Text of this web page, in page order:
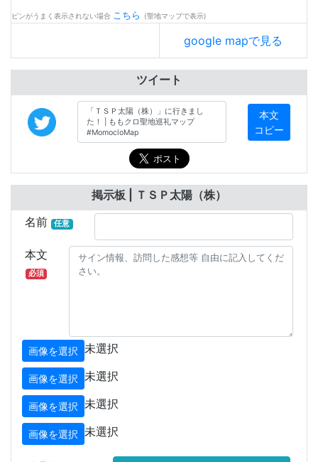
ピンがうまく表示されない場合 こちら (聖地マップで表示)
google mapで見る
ツイート
本文
コピー
掲示板 | ＴＳＰ太陽（株）
名前
任意
本文
必須
画像を選択 未選択
画像を選択 未選択
画像を選択 未選択
画像を選択 未選択